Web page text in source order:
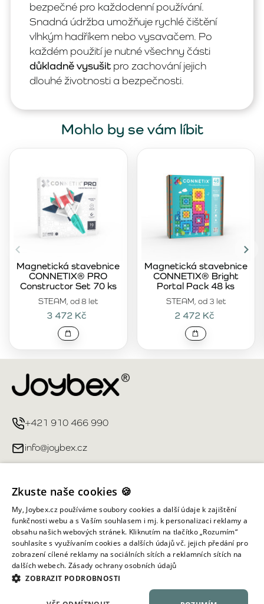
bezpečné pro každodenní používání.
Snadná údržba umožňuje rychlé čištění
vlhkým hadříkem nebo vysavačem. Po
každém použití je nutné všechny části
důkladně vysušit pro zachování jejich
dlouhé životnosti a bezpečnosti.
Mohlo by se vám líbit
STEAM, od 8 let
Magnetická stavebnice
CONNETIX® PRO
Constructor Set 70 ks
3 472 Kč
STEAM, od 3 let
Magnetická stavebnice
CONNETIX® Bright
Portal Pack 48 ks
2 472 Kč
+421 910 466 990
info@joybex.cz
Můj účet
Informace obchodu
Všechna práva vyhrazena ©
Zkuste naše cookies 🍪
My, Joybex.cz používáme soubory cookies a další údaje k zajištění
funkčnosti webu a s Vaším souhlasem i mj. k personalizaci reklamy a
obsahu našich webových stránek. Kliknutím na tlačítko „Rozumím“
souhlasíte s využívaním cookies a dalších údajů vč. jejich předání pro
zobrazení cílené reklamy na sociálních sítích a reklamních sítích na
dalších webech. Zásady ochrany osobních údajů
ZOBRAZIT PODROBNOSTI